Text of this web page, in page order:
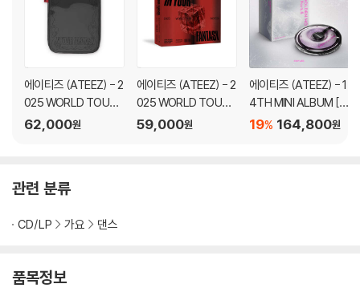
에이티즈 (ATEEZ) - 2
025 WORLD TOUR [I
N YOUR FANTASY] I
62,000원
에이티즈 (ATEEZ) - 2
025 WORLD TOUR [I
N YOUR FANTASY] I
59,000원
에이티즈 (ATEEZ) - 1
4TH MINI ALBUM [G
OLDEN HOUR : Part.
164,800원
19%
관련 분류
CD/LP 가요 댄스
품목정보